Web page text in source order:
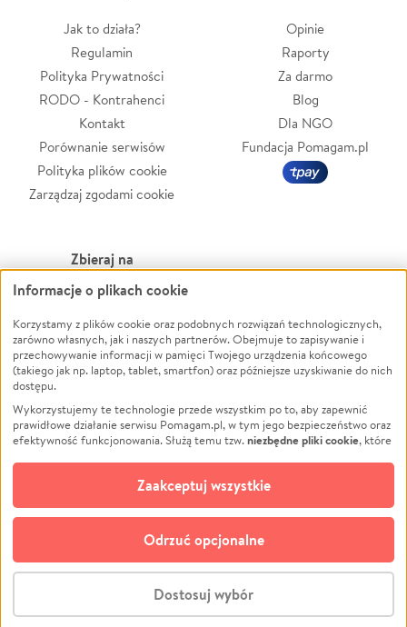
Stwórz zbiórkę - za darmo
Jak to działa?
Regulamin
Polityka Prywatności
RODO - Kontrahenci
Kontakt
Porównanie serwisów
Polityka plików cookie
Zarządzaj zgodami cookie
Opinie
Raporty
Za darmo
Blog
Dla NGO
Fundacja Pomagam.pl
Zbieraj na
Leczenie
Zwierzęta
Pożar
Ukraina
Pomoc Finansowa
Projekty
Pogrzeb
Społeczność lokalna
Kultura
Powódź
Wichura
NGO
Edukacja
Podróż
Impreza
Ochrona środowiska
Biznes
© CROWDING SP. Z O.O.
Informacje o plikach cookie
Korzystamy z plików cookie oraz podobnych rozwiązań technologicznych,
zarówno własnych, jak i naszych partnerów. Obejmuje to zapisywanie i
przechowywanie informacji w pamięci Twojego urządzenia końcowego
(takiego jak np. laptop, tablet, smartfon) oraz późniejsze uzyskiwanie do nich
dostępu.
Wykorzystujemy te technologie przede wszystkim po to, aby zapewnić
prawidłowe działanie serwisu Pomagam.pl, w tym jego bezpieczeństwo oraz
efektywność funkcjonowania. Służą temu tzw.niezbędne pliki cookie, które
opcjonalnych plików cookie
technologii do celów analitycznych i retargetingowych. Możesz wyrazić
zgodę na ich stosowanie lub jej odmówić. W dowolnym momencie masz
możliwość zmiany swoich preferencji na stronie „Zarządzaj zgodami cookie”,
do której link znajdziesz w stopce serwisu Pomagam.pl. Opcjonalne pliki
cookie wykorzystywane są w następujących celach:
działanie serwisu Pomagam.pl. Dzięki nim możemy zrozumieć, jak
użytkownicy korzystają z naszego serwisu – skąd trafiają do serwisu, jak
Dostosuj wybór
Odrzuć opcjonalne
Zaakceptuj wszystkie